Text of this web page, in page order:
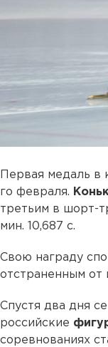
Первая медаль в
го февраля.
третьим в шорт-
мин. 10,687 с.
Свою награду
отстраненным от
Спустя два дня
российские
соревнованиях